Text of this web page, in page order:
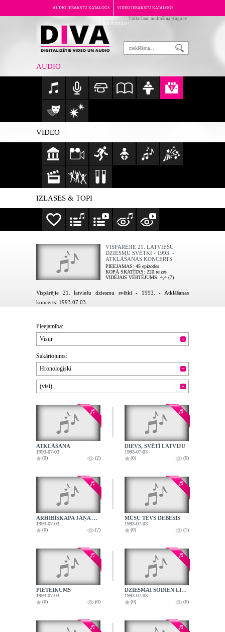
AUDIO IERAKSTU KATALOGS VIDEO IERAKSTU KATALOGS
PAR PORTĀLU
Tulkošanu nodrošina Hugo.lv
AUDIO
VIDEO
IZLASES & TOPI
VISPĀRĒJIE 21. LATVIEŠU
DZIESMU SVĒTKI - 1993. -
ATKLĀŠANAS KONCERTS
PIEEJAMAS: 45 epizodes
KOPĀ SKATĪTAS: 220 reizes
VIDĒJAIS VĒRTĒJUMS: 4,4 (7)
Vispārējie 21. latviešu dziesmu svētki - 1993. - Atklāšanas
koncerts: 1993.07.03.
Pieejamība:
Visur
Sakārtojums:
Hronoloģiski
(visi)
ATKLĀŠANA
1993-07-03
(0)
(2)
DIEVS, SVĒTĪ LATVIJU
1993-07-03
(0)
(0)
ARHIBĪSKAPA JĀŅA VANAGA UZRUNA
1993-07-03
(0)
(2)
MŪSU TĒVS DEBESĪS
1993-07-03
(0)
(1)
PIETEIKUMS
1993-07-03
(0)
(0)
DZIESMAI ŠODIEN LIELA DIENA
1993-07-03
(0)
(0)